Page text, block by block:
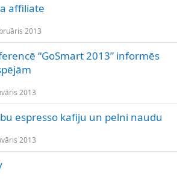
affiliate
2013
“GoSmart 2013” informēs
2013
espresso kafiju un pelni naudu
2013